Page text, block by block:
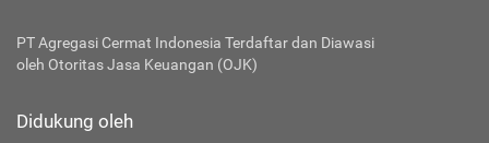
PT Agregasi Cermat Indonesia Terdaftar dan Diawasi
oleh Otoritas Jasa Keuangan (OJK)
Didukung oleh